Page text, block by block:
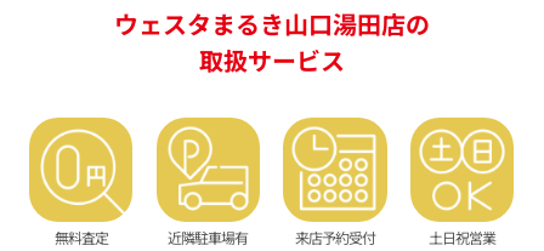
ウェスタまるき山口湯田店の
取扱サービス
無料査定 近隣駐車場有 来店予約受付 土日祝営業